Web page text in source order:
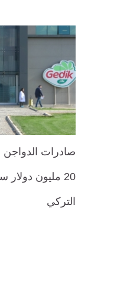
صادرات
20 مليون دولار
التركي